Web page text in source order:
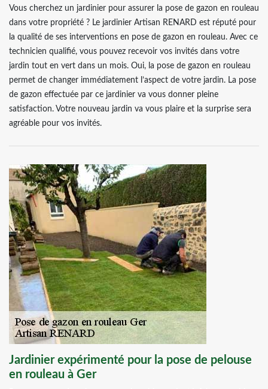
Vous cherchez un jardinier pour assurer la pose de gazon en rouleau
dans votre propriété ? Le jardinier Artisan RENARD est réputé pour
la qualité de ses interventions en pose de gazon en rouleau. Avec ce
technicien qualifié, vous pouvez recevoir vos invités dans votre
jardin tout en vert dans un mois. Oui, la pose de gazon en rouleau
permet de changer immédiatement l’aspect de votre jardin. La pose
de gazon effectuée par ce jardinier va vous donner pleine
satisfaction. Votre nouveau jardin va vous plaire et la surprise sera
agréable pour vos invités.
Jardinier expérimenté pour la pose de pelouse
en rouleau à Ger